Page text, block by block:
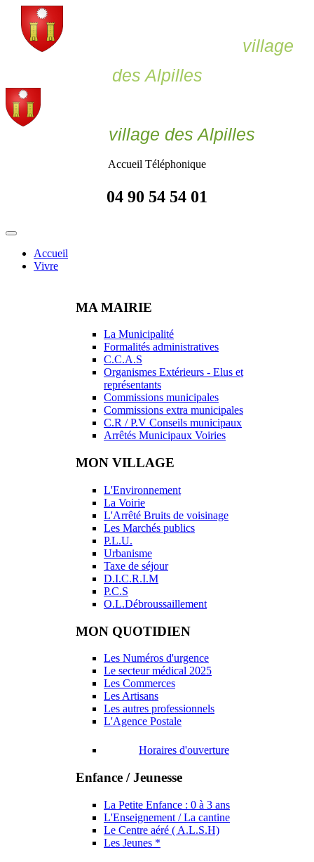
village
des Alpilles
village des Alpilles
Accueil Téléphonique
04 90 54 54 01
Accueil
Vivre
MA MAIRIE
La Municipalité
Formalités administratives
C.C.A.S
Organismes Extérieurs - Elus et
représentants
Commissions municipales
Commissions extra municipales
C.R / P.V Conseils municipaux
Arrêtés Municipaux Voiries
MON VILLAGE
L'Environnement
La Voirie
L'Arrêté Bruits de voisinage
Les Marchés publics
P.L.U.
Urbanisme
Taxe de séjour
D.I.C.R.I.M
P.C.S
O.L.Débroussaillement
MON QUOTIDIEN
Les Numéros d'urgence
Le secteur médical 2025
Les Commerces
Les Artisans
Les autres professionnels
L'Agence Postale
Horaires d'ouverture
Enfance / Jeunesse
La Petite Enfance : 0 à 3 ans
L'Enseignement / La cantine
Le Centre aéré ( A.L.S.H)
Les Jeunes *